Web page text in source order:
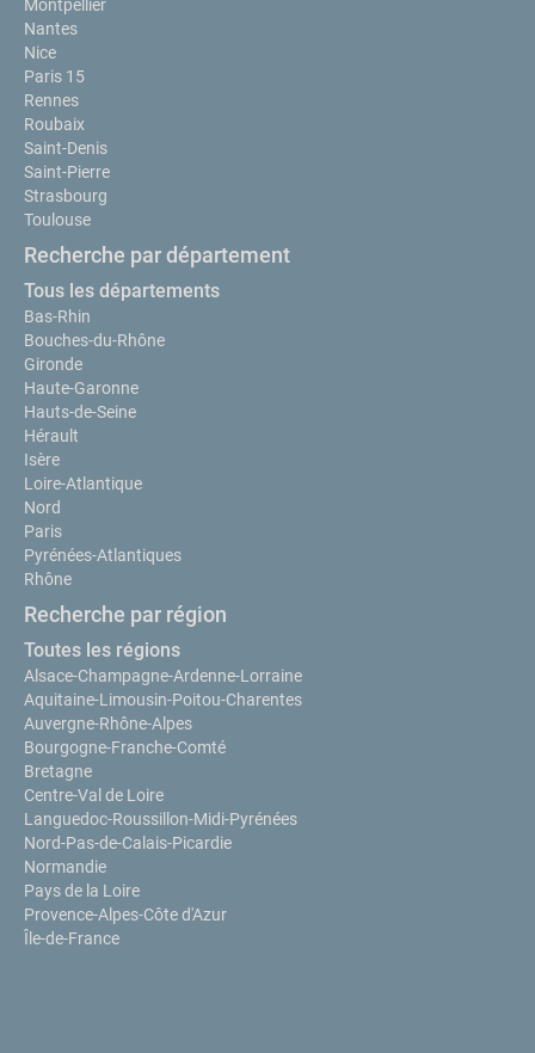
Montpellier
Nantes
Nice
Paris 15
Rennes
Roubaix
Saint-Denis
Saint-Pierre
Strasbourg
Toulouse
Recherche par département
Tous les départements
Bas-Rhin
Bouches-du-Rhône
Gironde
Haute-Garonne
Hauts-de-Seine
Hérault
Isère
Loire-Atlantique
Nord
Paris
Pyrénées-Atlantiques
Rhône
Recherche par région
Toutes les régions
Alsace-Champagne-Ardenne-Lorraine
Aquitaine-Limousin-Poitou-Charentes
Auvergne-Rhône-Alpes
Bourgogne-Franche-Comté
Bretagne
Centre-Val de Loire
Languedoc-Roussillon-Midi-Pyrénées
Nord-Pas-de-Calais-Picardie
Normandie
Pays de la Loire
Provence-Alpes-Côte d'Azur
Île-de-France